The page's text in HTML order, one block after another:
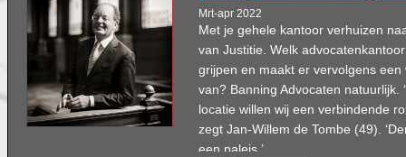
Mrt-apr 2022
Met je gehele kantoor verhuizen
van Justitie. Welk
grijpen en maakt er vervolgens
van? Banning Advocaten natuurlijk.
locatie willen wij een verbindende
zegt Jan-Willem de Tombe (49).
een paleis.’